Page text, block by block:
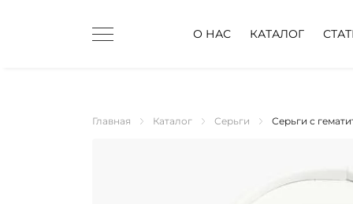
О НАС КАТАЛОГ
Главная Каталог Серьги Серьги с